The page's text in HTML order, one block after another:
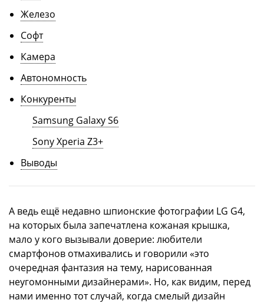
Железо
Софт
Камера
Автономность
Конкуренты
Samsung Galaxy S6
Sony Xperia Z3+
Выводы
А ведь ещё недавно шпионские фотографии LG G4,
на которых была запечатлена кожаная крышка,
мало у кого вызывали доверие: любители
смартфонов отмахивались и говорили «это
очередная фантазия на тему, нарисованная
неугомонными дизайнерами». Но, как видим, перед
нами именно тот случай, когда смелый дизайн